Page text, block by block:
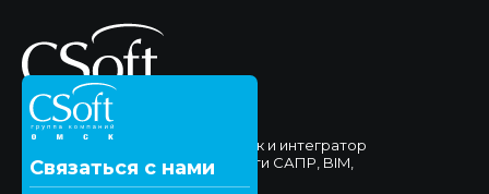
Связаться с нами
ЗАО "Сисофт Омск" - поставщик и интегратор
комплексных решений в области САПР, BIM,
Документооборота.